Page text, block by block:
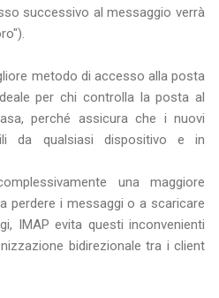
successivo al messaggio verrà
metodo di accesso alla posta
per chi controlla la posta al
perché assicura che i nuovi
da qualsiasi dispositivo e in
una maggiore
perdere i messaggi o a scaricare
IMAP evita questi inconvenienti
bidirezionale tra i client